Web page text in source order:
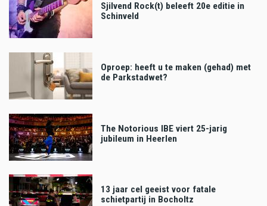
Sjilvend Rock(t) beleeft 20e editie in
Schinveld
Oproep: heeft u te maken (gehad) met
de Parkstadwet?
The Notorious IBE viert 25-jarig
jubileum in Heerlen
13 jaar cel geeist voor fatale
schietpartij in Bocholtz